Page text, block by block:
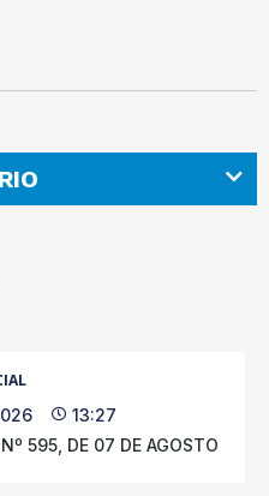
13:27
595, DE 07 DE AGOSTO